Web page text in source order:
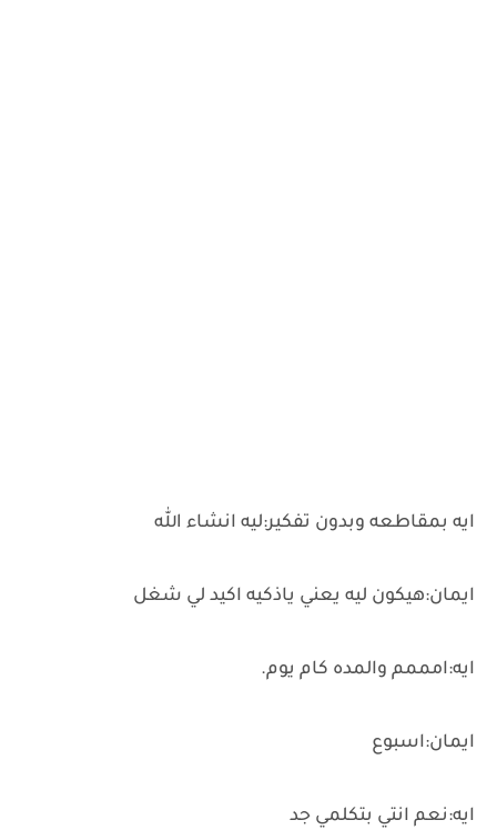
ايه بمقاطعه وبدون تفكير:ليه انشاء الله
ايمان:هيكون ليه يعني ياذكيه اكيد لي شغل
ايه:امممم والمده كام يوم.
ايمان:اسبوع
ايه:نعم انتي بتكلمي جد